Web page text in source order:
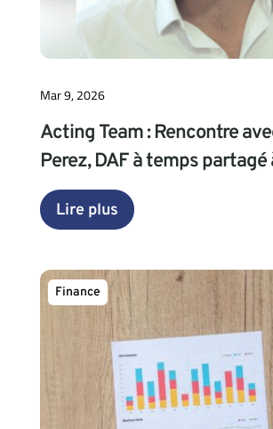
Acting Team : Rencontre
Perez, DAF à temps partagé
Lire plus
Mar 9, 2026
Finance